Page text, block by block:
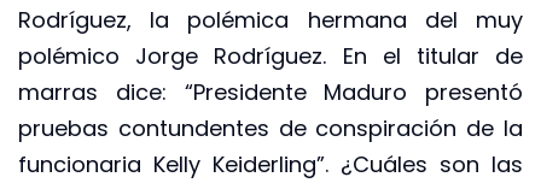
Rodríguez, la polémica hermana del muy
polémico Jorge Rodríguez. En el titular de
marras dice: “Presidente Maduro presentó
pruebas contundentes de conspiración de la
funcionaria Kelly Keiderling”. ¿Cuáles son las